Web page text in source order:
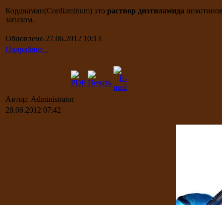
Кордиамин(Cordiaminum) это раствор диэтиламида
запахом.
Обновлено 27.06.2012 10:13
Подробнее...
Автор: Administrator
28.06.2012 07:42